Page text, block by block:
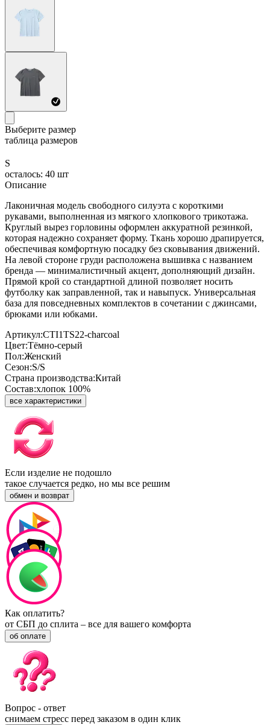
Выберите размер
таблица размеров
S
осталось: 40 шт
Описание
Лаконичная модель свободного силуэта с короткими
рукавами, выполненная из мягкого хлопкового трикотажа.
Круглый вырез горловины оформлен аккуратной резинкой,
которая надежно сохраняет форму. Ткань хорошо драпируется,
обеспечивая комфортную посадку без сковывания движений.
На левой стороне груди расположена вышивка с названием
бренда — минималистичный акцент, дополняющий дизайн.
Прямой крой со стандартной длиной позволяет носить
футболку как заправленной, так и навыпуск. Универсальная
база для повседневных комплектов в сочетании с джинсами,
брюками или юбками.
Артикул:CTI1TS22-charcoal
Цвет:Тёмно-серый
Пол:Женский
Сезон:S/S
Страна производства:Китай
Состав:хлопок 100%
все характеристики
Если изделие не подошло
такое случается редко, но мы все решим
обмен и возврат
Как оплатить?
от СБП до сплита – все для вашего комфорта
об оплате
Вопрос - ответ
снимаем стресс перед заказом в один клик